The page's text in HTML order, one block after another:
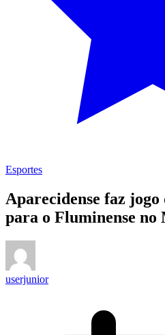
Esportes
Aparecidense faz
para o Fluminense no
userjunior